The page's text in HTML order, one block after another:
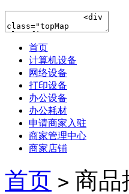
首页
计算机设备
网络设备
打印设备
办公设备
办公耗材
申请商家入驻
商家管理中心
商家店铺
首页 > 商品